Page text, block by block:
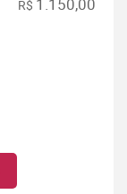
R$ 1.150,00